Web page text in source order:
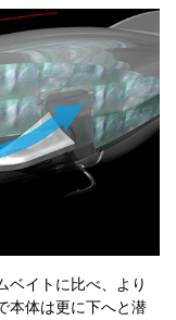
ベイトに比べ、より
本体は更に下へと潜